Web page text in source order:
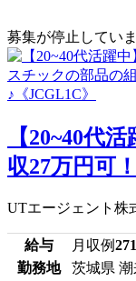
募集が停止してい
【20~40代
収27万円可
UTエージェント株
給与 月収例
勤務地
茨城県